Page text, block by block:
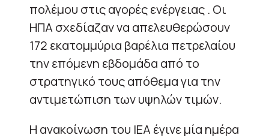
πολέμου στις αγορές ενέργειας . Οι
ΗΠΑ σχεδίαζαν να απελευθερώσουν
172 εκατομμύρια βαρέλια πετρελαίου
την επόμενη εβδομάδα από το
στρατηγικό τους απόθεμα για την
αντιμετώπιση των υψηλών τιμών.
Η ανακοίνωση του IEA έγινε μία ημέρα